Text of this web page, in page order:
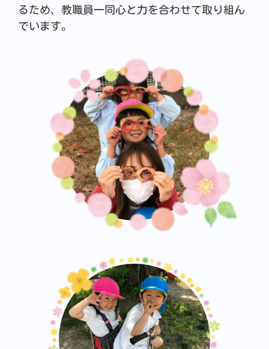
るため、教職員一同心と力を合わせて取り組ん
でいます。